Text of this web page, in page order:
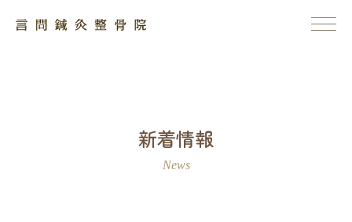
新着情報
News